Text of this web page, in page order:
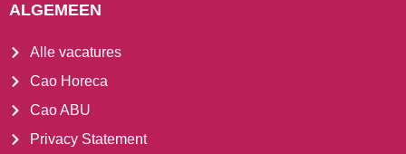
ALGEMEEN
Alle vacatures
Cao Horeca
Cao ABU
Privacy Statement